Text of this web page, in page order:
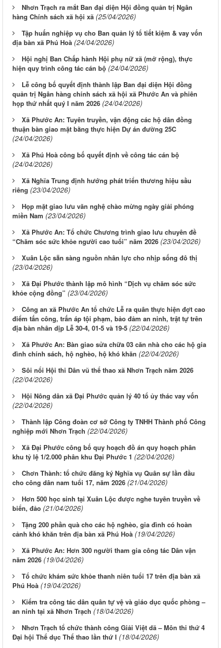
Nhơn Trạch ra mắt Ban đại diện Hội đồng quản trị Ngân
hàng Chính sách xã hội xã (25/04/2026)
Tập huấn nghiệp vụ cho Ban quản lý tổ tiết kiệm & vay vốn
địa bàn xã Phú Hoà (24/04/2026)
Hội nghị Ban Chấp hành Hội phụ nữ xã (mở rộng), thực
hiện quy trình công tác cán bộ (24/04/2026)
Lễ công bố quyết định thành lập Ban đại diện Hội đồng
quản trị Ngân hàng chính sách xã hội xã Phước An và phiên
họp thứ nhất quý I năm 2026 (24/04/2026)
Xã Phước An: Tuyên truyền, vận động các hộ dân đồng
thuận bàn giao mặt bằng thực hiện Dự án đường 25C
(24/04/2026)
Xã Phú Hoà công bố quyết định về công tác cán bộ
(24/04/2026)
Xã Nghĩa Trung định hướng phát triển thương hiệu sầu
riêng (23/04/2026)
Họp mặt giao lưu văn nghệ chào mừng ngày giải phóng
miền Nam (23/04/2026)
Xã Phước An: Tổ chức Chương trình giao lưu chuyên đề
“Chăm sóc sức khỏe người cao tuổi” năm 2026 (23/04/2026)
Xuân Lộc sẵn sàng nguồn nhân lực cho nhịp sống đô thị
(23/04/2026)
Xã Đại Phước thành lập mô hình “Dịch vụ chăm sóc sức
khỏe cộng đồng” (23/04/2026)
Công an xã Phước An tổ chức Lễ ra quân thực hiện đợt cao
điểm tấn công, trấn áp tội phạm, bảo đảm an ninh, trật tự trên
địa bàn nhân dịp Lễ 30-4, 01-5 và 19-5 (22/04/2026)
Xã Phước An: Bàn giao sửa chữa 03 căn nhà cho các hộ gia
đình chính sách, hộ nghèo, hộ khó khăn (22/04/2026)
Sôi nổi Hội thi Dân vũ thể thao xã Nhơn Trạch năm 2026
(22/04/2026)
Hội Nông dân xã Đại Phước quản lý 40 tổ ủy thác vay vốn
(22/04/2026)
Thành lập Công đoàn cơ sở Công ty TNHH Thành phố Công
nghiệp mới Nhơn Trạch (22/04/2026)
Xã Đại Phước công bố quy hoạch đồ án quy hoạch phân
khu tỷ lệ 1/2.000 phân khu Đại Phước 1 (22/04/2026)
Chơn Thành: tổ chức đăng ký Nghĩa vụ Quân sự lần đầu
cho công dân nam tuổi 17, năm 2026 (21/04/2026)
Hơn 500 học sinh tại Xuân Lộc được nghe tuyên truyền về
biển, đảo (21/04/2026)
Tặng 200 phần quà cho các hộ nghèo, gia đình có hoàn
cảnh khó khăn trên địa bàn xã Phú Hoà (19/04/2026)
Xã Phước An: Hơn 300 người tham gia công tác Dân vận
năm 2026 (19/04/2026)
Tổ chức khám sức khỏe thanh niên tuổi 17 trên địa bàn xã
Phú Hoà (19/04/2026)
Kiểm tra công tác dân quân tự vệ và giáo dục quốc phòng –
an ninh tại xã Nhơn Trạch (18/04/2026)
Nhơn Trạch tổ chức thành công Giải Việt dã – Môn thi thứ 4
Đại hội Thể dục Thể thao lần thứ I (18/04/2026)